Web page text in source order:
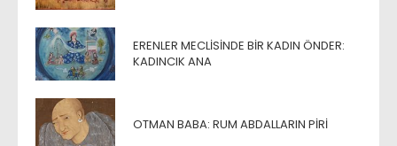
ERENLER MECLISINDE BIR KADIN ÖNDER:
KADINCIK ANA
OTMAN BABA: RUM ABDALLARIN PIRI